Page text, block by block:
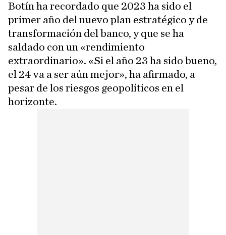
Botín ha recordado que 2023 ha sido el
primer año del nuevo plan estratégico y de
transformación del banco, y que se ha
saldado con un «rendimiento
extraordinario». «Si el año 23 ha sido bueno,
el 24 va a ser aún mejor», ha afirmado, a
pesar de los riesgos geopolíticos en el
horizonte.